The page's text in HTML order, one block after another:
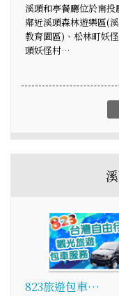
溪頭和亭餐廳位於南投
鄰近溪頭森林遊樂區(
教育園區)、松林町妖
頭妖怪村…
823旅遊包車…